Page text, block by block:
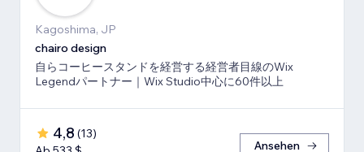
Kagoshima, JP
chairo design
自らコーヒースタンドを経営する経営者目線のWix
Legendパートナー｜Wix Studio中心に60件以上
4,8 (13)
Ansehen